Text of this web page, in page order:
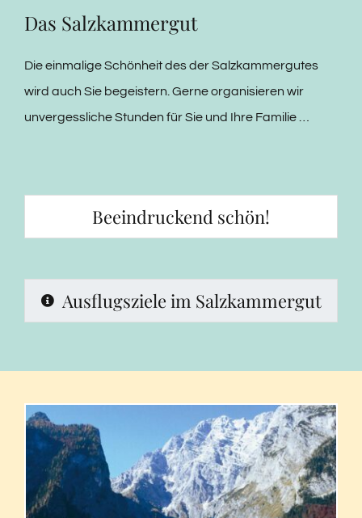
Das Salzkammergut
Die einmalige Schönheit des der Salzkammergutes
wird auch Sie begeistern. Gerne organisieren wir
unvergessliche Stunden für Sie und Ihre Familie …
Beeindruckend schön!
Ausflugsziele im Salzkammergut